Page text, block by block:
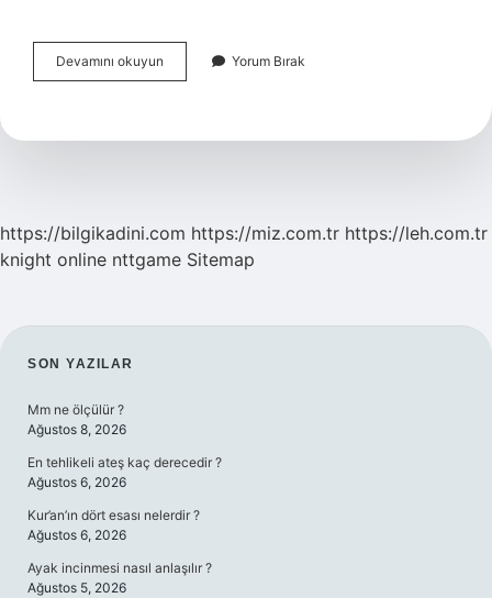
Devamını okuyun
Sınıf
Nedir
Yorum Bırak
https://bilgikadini.com https://miz.com.tr https://leh.com.tr
knight online nttgame Sitemap
SIDEBAR
SON YAZILAR
Mm ne ölçülür ?
Ağustos 8, 2026
En tehlikeli ateş kaç derecedir ?
Ağustos 6, 2026
Kur’an’ın dört esası nelerdir ?
Ağustos 6, 2026
Ayak incinmesi nasıl anlaşılır ?
Ağustos 5, 2026